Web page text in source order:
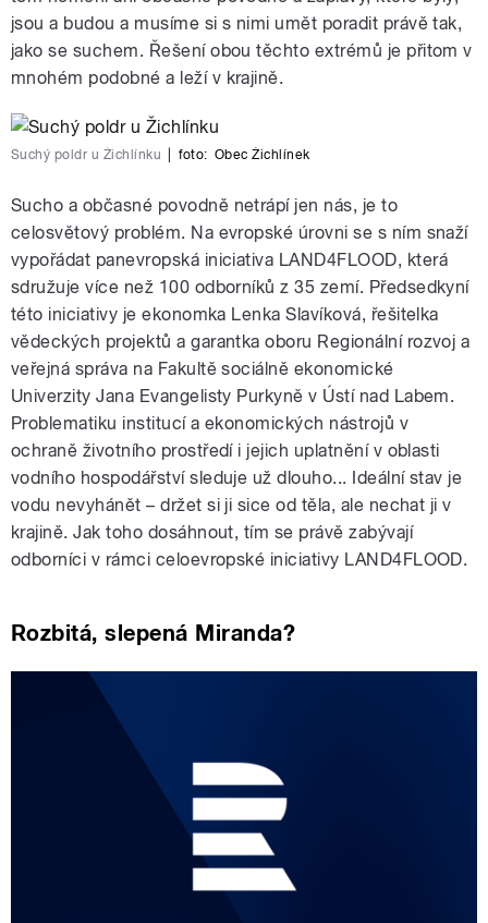
jsou a budou a musíme si s nimi umět poradit právě tak,
jako se suchem. Řešení obou těchto extrémů je přitom v
mnohém podobné a leží v krajině.
Suchý poldr u Žichlínku foto: Obec Žichlínek
Sucho a občasné povodně netrápí jen nás, je to
celosvětový problém. Na evropské úrovni se s ním snaží
vypořádat panevropská iniciativa LAND4FLOOD, která
sdružuje více než 100 odborníků z 35 zemí. Předsedkyní
této iniciativy je ekonomka Lenka Slavíková, řešitelka
vědeckých projektů a garantka oboru Regionální rozvoj a
veřejná správa na Fakultě sociálně ekonomické
Univerzity Jana Evangelisty Purkyně v Ústí nad Labem.
Problematiku institucí a ekonomických nástrojů v
ochraně životního prostředí i jejich uplatnění v oblasti
vodního hospodářství sleduje už dlouho... Ideální stav je
vodu nevyhánět – držet si ji sice od těla, ale nechat ji v
krajině. Jak toho dosáhnout, tím se právě zabývají
odborníci v rámci celoevropské iniciativy LAND4FLOOD.
Rozbitá, slepená Miranda?